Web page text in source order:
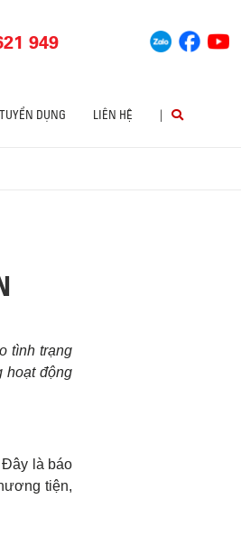
949
TUYỂN DỤNG LIÊN HỆ |
tình trạng
hoạt động
Đây là báo
tiện,